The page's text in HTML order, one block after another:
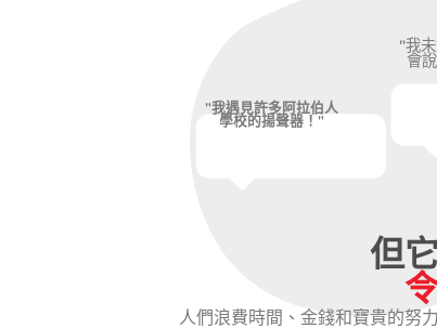
"我遇見許多阿拉伯人
學校的揚聲器！"
"我
會
但
人們浪費時間、金錢和寶貴的努